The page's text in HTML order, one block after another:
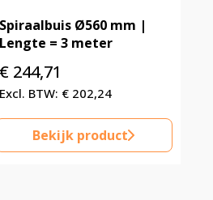
Spiraalbuis Ø560 mm |
Lengte = 3 meter
€244,71
€202,24
Bekijk product